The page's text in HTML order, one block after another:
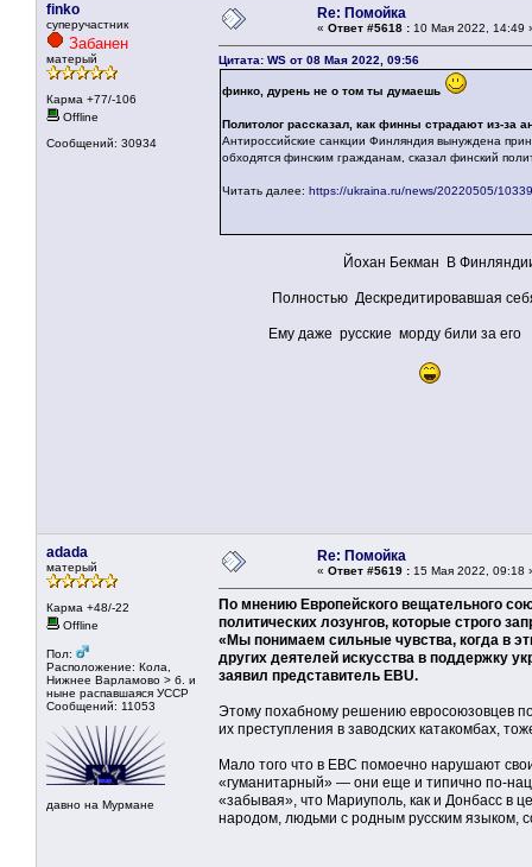
finko
суперучастник
Забанен
матерый
Карма +77/-106
Offline
Сообщений: 30934
Re: Помойка
« Ответ #5618 : 10 Мая 2022, 14:49
Цитата: WS от 08 Мая 2022, 09:56
финко, дурень не о том ты думаешь
Политолог рассказал, как финны страдают из-за
Антироссийские санкции Финляндия вынуждена
обходятся финским гражданам, сказал финский
Читать далее: https://ukraina.ru/news/20220505/
Йохан Бекман В Финляндии
Полностью Дескредитировавшая
Ему даже русские морду били за его
adada
матерый
Карма +48/-22
Offline
Пол:
Расположение: Кола,
Нижнее Варламово > б. и
ныне распавшаяся УССР
Сообщений: 11053
давно на Мурмане
Re: Помойка
« Ответ #5619 : 15 Мая 2022, 09:18
По мнению Европейского вещательного
политических лозунгов, которые строго
«Мы понимаем сильные чувства, когда в
других деятелей искусства в поддержку
заявил представитель EBU.
Этому похабному решению евросоюзовцев
их преступления в заводских катакомбах,
Мало того что в ЕВС помоечно нарушают
«гуманитарный» — они еще и типично по-
«забывая», что Мариуполь, как и Донбасс в
народом, людьми с родным русским языком,